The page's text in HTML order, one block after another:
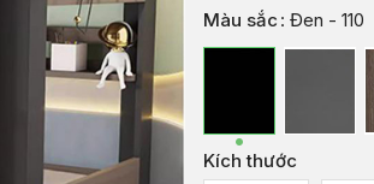
Màu sắc : Đen - 110
Kích thước